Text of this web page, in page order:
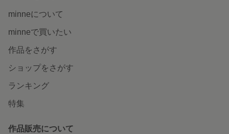
minneについて
minneで買いたい
作品をさがす
ショップをさがす
ランキング
特集
作品販売について